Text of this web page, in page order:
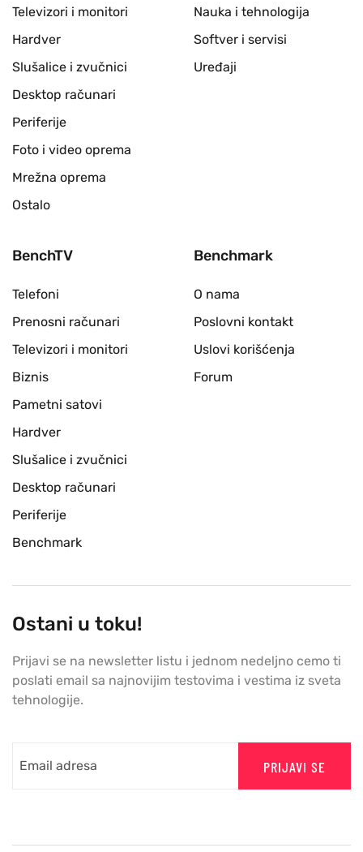
Televizori i monitori
Hardver
Slušalice i zvučnici
Desktop računari
Periferije
Foto i video oprema
Mrežna oprema
Ostalo
Nauka i tehnologija
Softver i servisi
Uređaji
BenchTV
Telefoni
Prenosni računari
Televizori i monitori
Biznis
Pametni satovi
Hardver
Slušalice i zvučnici
Desktop računari
Periferije
Benchmark
Benchmark
O nama
Poslovni kontakt
Uslovi korišćenja
Forum
Ostani u toku!
Prijavi se na newsletter listu i jednom nedeljno cemo ti
poslati email sa najnovijim testovima i vestima iz sveta
tehnologije.
PRIJAVI SE